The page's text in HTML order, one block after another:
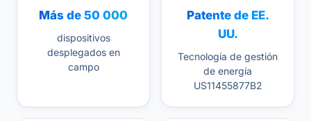
Más de 50 000
dispositivos
desplegados en
campo
Patente de EE.
UU.
Tecnología de gestión
de energía
US11455877B2